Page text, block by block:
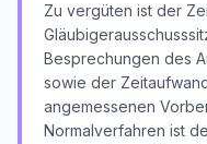
Zu vergüten ist der
Besprechungen des
sowie der
angemessenen
Normalverfahren ist